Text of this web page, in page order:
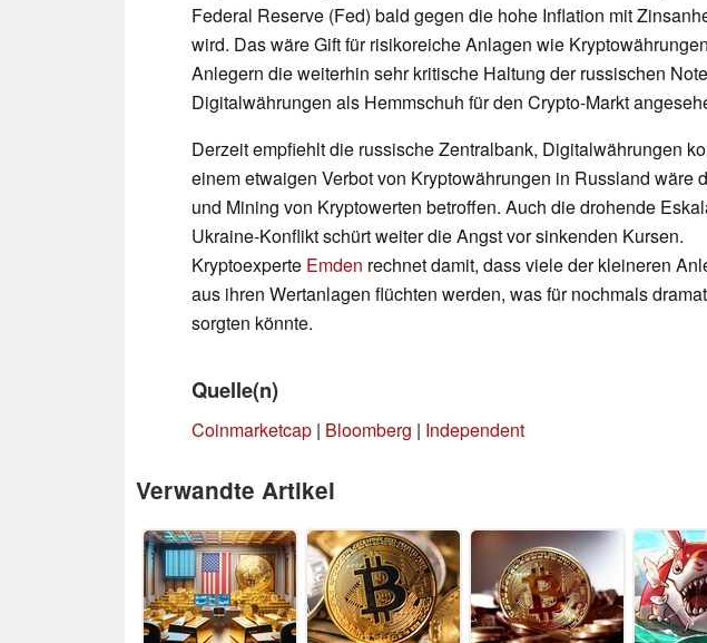
Federal Reserve (Fed) bald gegen die hohe Inflation mit
wird. Das wäre Gift für risikoreiche Anlagen wie
Anlegern die weiterhin sehr kritische Haltung der russischen
Digitalwährungen als Hemmschuh für den Crypto-Markt
Derzeit empfiehlt die russische Zentralbank, Digitalwährungen
einem etwaigen Verbot von Kryptowährungen in Russland wäre
und Mining von Kryptowerten betroffen. Auch die drohende
Ukraine-Konflikt schürt weiter die Angst vor sinkenden Kursen.
Kryptoexperte Emden rechnet damit, dass viele der kleineren
aus ihren Wertanlagen flüchten werden, was für nochmals
sorgten könnte.
Quelle(n)
Coinmarketcap | Bloomberg | Independent
Verwandte Artikel